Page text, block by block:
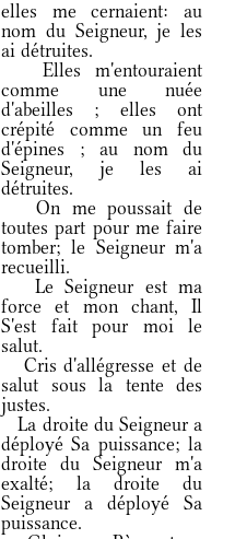
elles me cernaient: au
nom du Seigneur, je les
ai détruites.
Elles m'entouraient
comme une nuée
d'abeilles ; elles ont
crépité comme un feu
d'épines ; au nom du
Seigneur, je les ai
détruites.
On me poussait de
toutes part pour me faire
tomber; le Seigneur m'a
recueilli.
Le Seigneur est ma
force et mon chant, Il
S'est fait pour moi le
salut.
Cris d'allégresse et de
salut sous la tente des
justes.
La droite du Seigneur a
déployé Sa puissance; la
droite du Seigneur m'a
exalté; la droite du
Seigneur a déployé Sa
puissance.